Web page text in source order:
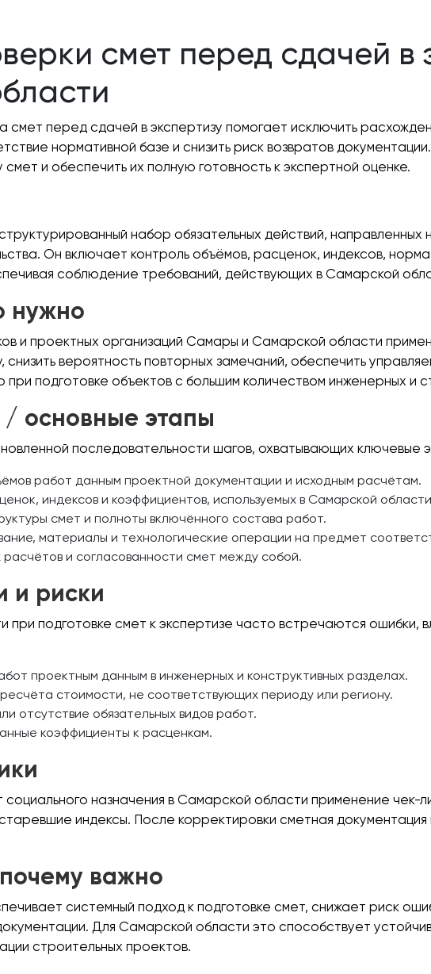
смет перед сдачей в
перед сдачей в экспертизу помогает исключить
нормативной базе и снизить риск возвратов
и обеспечить их полную готовность к экспертной оценке.
набор обязательных действий,
Он включает контроль объёмов, расценок, индексов,
соблюдение требований, действующих в Самарской
нужно
и проектных организаций Самары и Самарской области
снизить вероятность повторных замечаний, обеспечить
подготовке объектов с большим количеством инженерных и
/ основные этапы
последовательности шагов, охватывающих ключевые
работ данным проектной документации и исходным расчётам.
индексов и коэффициентов, используемых в Самарской
смет и полноты включённого состава работ.
материалы и технологические операции на предмет
расчётов и согласованности смет между собой.
и риски
подготовке смет к экспертизе часто встречаются ошибки,
проектным данным в инженерных и конструктивных разделах.
стоимости, не соответствующих периоду или региону.
отсутствие обязательных видов работ.
коэффициенты к расценкам.
назначения в Самарской области применение чек-
индексы. После корректировки сметная документация
важно
системный подход к подготовке смет, снижает риск
Для Самарской области это способствует
строительных проектов.